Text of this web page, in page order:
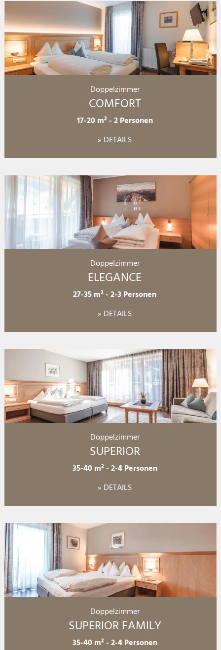
Doppelzimmer
COMFORT
17-20 m²-2 Personen
» DETAILS
Doppelzimmer
ELEGANCE
27-35 m²-2-3 Personen
» DETAILS
Doppelzimmer
SUPERIOR
35-40 m²-2-4 Personen
» DETAILS
Doppelzimmer
SUPERIOR FAMILY
35-40 m²-2-4 Personen